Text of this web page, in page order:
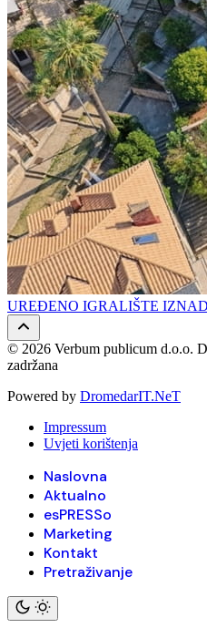
UREĐENO IGRALIŠTE
© 2026 Verbum publicum d.o.o.
zadržana
Powered by DromedarIT.NeT
Impressum
Uvjeti korištenja
Naslovna
Aktualno
esPRESSo
Marketing
Kontakt
Pretraživanje